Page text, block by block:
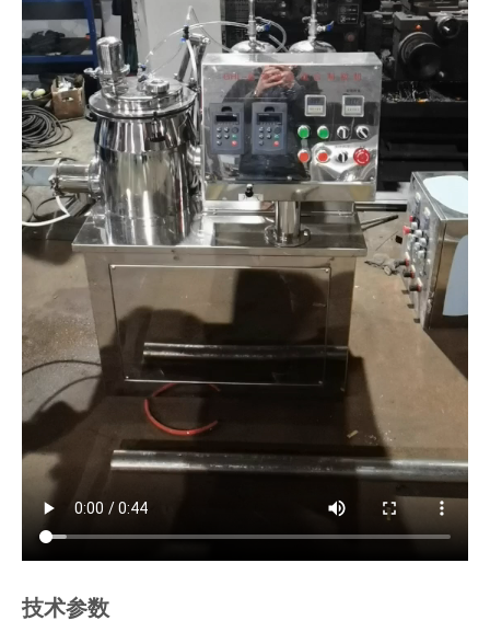
技术参数